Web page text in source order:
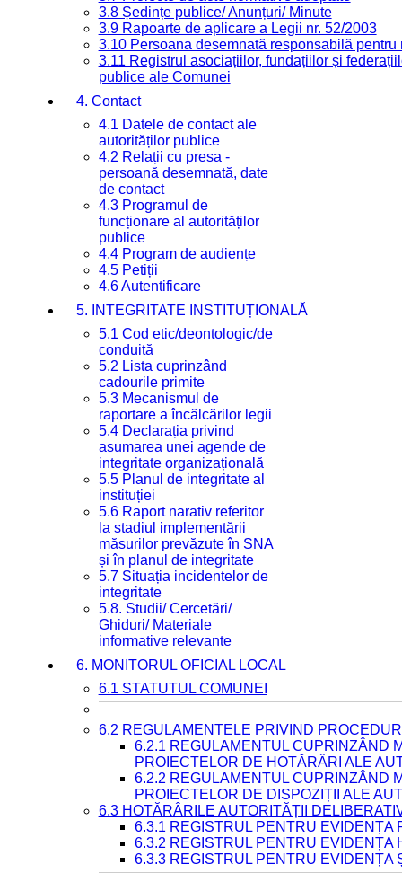
3.8 Ședințe publice/ Anunțuri/ Minute
3.9 Rapoarte de aplicare a Legii nr. 52/2003
3.10 Persoana desemnată responsabilă
3.11 Registrul asociațiilor, fundațiilor și
publice ale Comunei
4. Contact
4.1 Datele de contact ale
autorităților publice
4.2 Relații cu presa -
persoană desemnată, date
de contact
4.3 Programul de
funcționare al autorităților
publice
4.4 Program de audiențe
4.5 Petiții
4.6 Autentificare
5. INTEGRITATE INSTITUȚIONALĂ
5.1 Cod etic/deontologic/de
conduită
5.2 Lista cuprinzând
cadourile primite
5.3 Mecanismul de
raportare a încălcărilor legii
5.4 Declarația privind
asumarea unei agende de
integritate organizațională
5.5 Planul de integritate al
instituției
5.6 Raport narativ referitor
la stadiul implementării
măsurilor prevăzute în SNA
și în planul de integritate
5.7 Situația incidentelor de
integritate
5.8. Studii/ Cercetări/
Ghiduri/ Materiale
informative relevante
6. MONITORUL OFICIAL LOCAL
6.1 STATUTUL COMUNEI
6.2 REGULAMENTELE PRIVIND
6.2.1 REGULAMENTUL CUPRINZÂND
PROIECTELOR DE HOTĂRÂRI ALE
6.2.2 REGULAMENTUL CUPRINZÂND
PROIECTELOR DE DISPOZIȚII ALE
6.3 HOTĂRÂRILE AUTORITĂȚII
6.3.1 REGISTRUL PENTRU EVIDENȚA
6.3.2 REGISTRUL PENTRU EVIDENȚA
6.3.3 REGISTRUL PENTRU EVIDENȚA